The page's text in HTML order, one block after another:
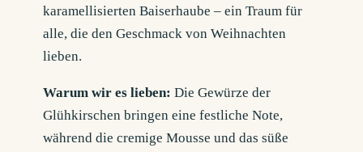
karamellisierten Baiserhaube – ein Traum für
alle, die den Geschmack von Weihnachten
lieben.
Warum wir es lieben: Die Gewürze der
Glühkirschen bringen eine festliche Note,
während die cremige Mousse und das süße